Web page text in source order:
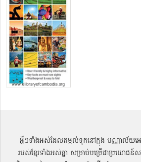
អ្វីៗទាំងអស់ដែលតម្កល់ទុកនៅក្នុង បណ្ណាល័យអេ
របស់ខ្មែរទាំងអស់គ្នា សម្រាប់បម្រើជាប្រយោជ